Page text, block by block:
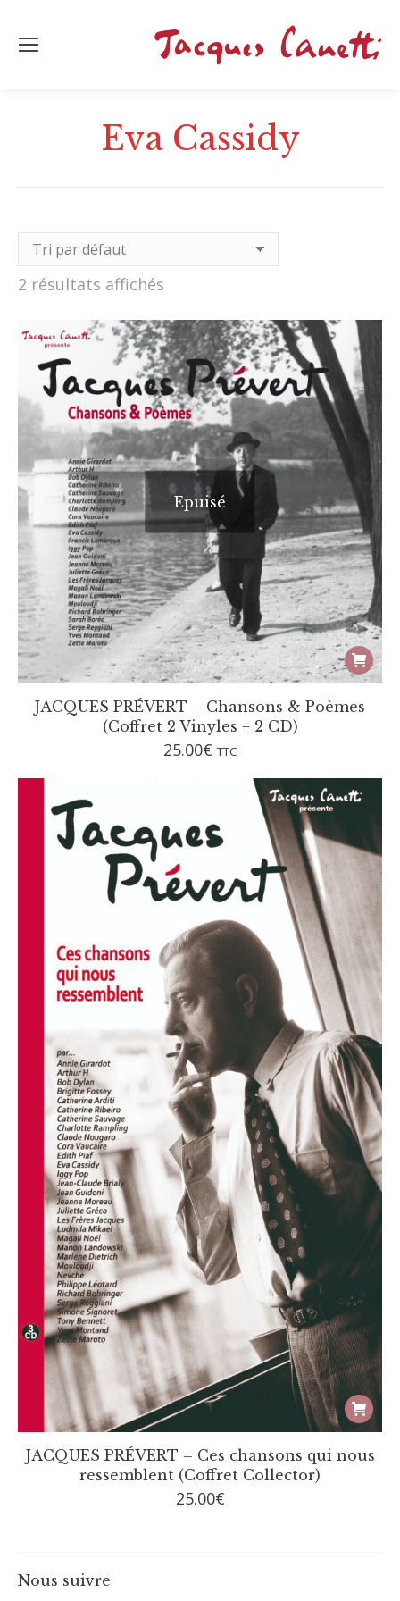
Eva Cassidy
2 résultats affichés
Epuisé
JACQUES PRÉVERT – Chansons & Poèmes
(Coffret 2 Vinyles + 2 CD)
25.00€ TTC
JACQUES PRÉVERT – Ces chansons qui nous
ressemblent (Coffret Collector)
25.00€
Nous suivre